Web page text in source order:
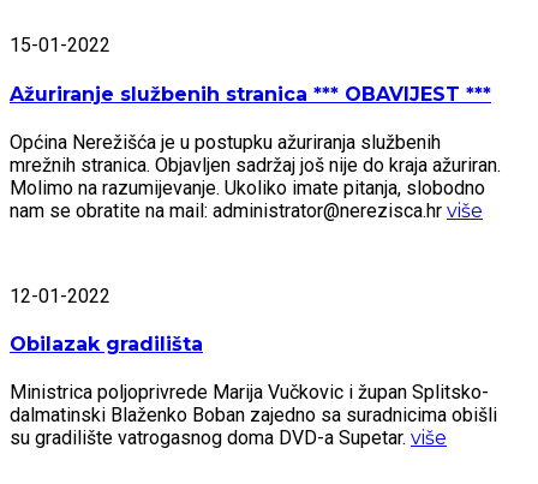
15-01-2022
Ažuriranje službenih stranica *** OBAVIJEST ***
Općina Nerežišća je u postupku ažuriranja službenih
mrežnih stranica. Objavljen sadržaj još nije do kraja ažuriran.
Molimo na razumijevanje. Ukoliko imate pitanja, slobodno
nam se obratite na mail: administrator@nerezisca.hr više
12-01-2022
Obilazak gradilišta
Ministrica poljoprivrede Marija Vučkovic i župan Splitsko-
dalmatinski Blaženko Boban zajedno sa suradnicima obišli
su gradilište vatrogasnog doma DVD-a Supetar. više